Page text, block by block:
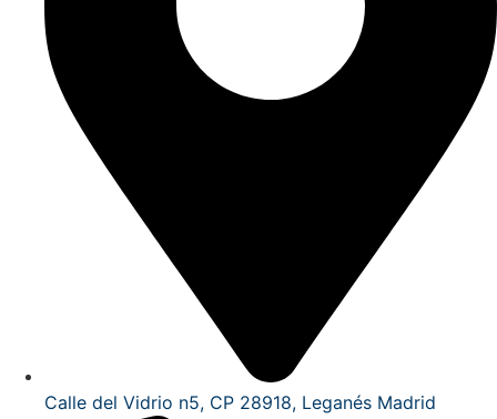
Calle del Vidrio n5, CP 28918, Leganés Madrid